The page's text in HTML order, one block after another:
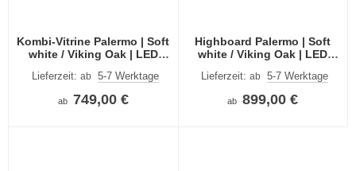
Kombi-Vitrine Palermo | Soft
white / Viking Oak | LED
Lieferzeit: ab 5-7 Werktage
ab 749,00 €
Highboard Palermo | Soft
white / Viking Oak | LED
Lieferzeit:ab 5-7 Werktage
ab 899,00 €